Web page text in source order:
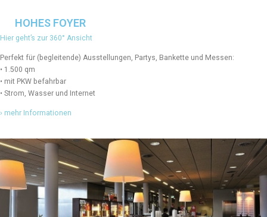
HOHES FOYER
Hier geht’s zur 360° Ansicht
Perfekt für (begleitende) Ausstellungen, Partys, Bankette und Messen:
• 1.500 qm
• mit PKW befahrbar
• Strom, Wasser und Internet
› mehr Informationen